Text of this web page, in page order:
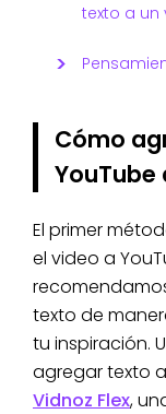
texto a un
Cómo
YouTube
El primer
el video a
texto de
tu inspiración.
agregar texto
Vidnoz Flex,